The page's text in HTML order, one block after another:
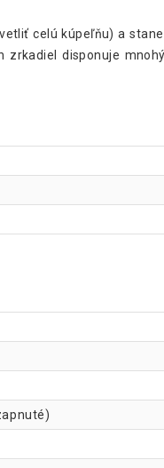
celú kúpeľňu) a
disponuje